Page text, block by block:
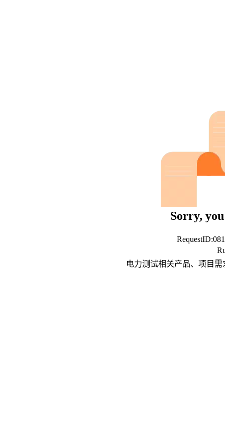
Sorry,
RequestID:
电力测试相关产品、项目